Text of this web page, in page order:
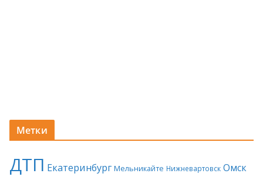
Метки
ДТП Екатеринбург Мельникайте Нижневартовск Омск